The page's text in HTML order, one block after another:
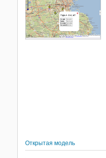
Открытая модель